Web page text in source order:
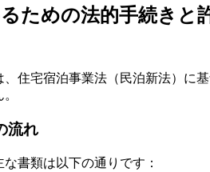
ための法的手続きと
住宅宿泊事業法（民泊新法）に
流れ
書類は以下の通りです：